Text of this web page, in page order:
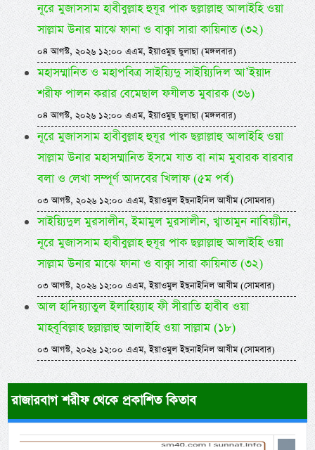
নূরে মুজাসসাম হাবীবুল্লাহ হুযূর পাক ছল্লাল্লাহু আলাইহি ওয়া
সাল্লাম উনার মাঝে ফানা ও বাক্বা সারা কায়িনাত (৩২)
০৪ আগস্ট, ২০২৬ ১২:০০ এএম, ইয়াওমুছ ছুলাছা (মঙ্গলবার)
মহাসম্মানিত ও মহাপবিত্র সাইয়্যিদু সাইয়্যিদিল আ’ইয়াদ
শরীফ পালন করার বেমেছাল ফযীলত মুবারক (৩৬)
০৪ আগস্ট, ২০২৬ ১২:০০ এএম, ইয়াওমুছ ছুলাছা (মঙ্গলবার)
নূরে মুজাসসাম হাবীবুল্লাহ হুযূর পাক ছল্লাল্লাহু আলাইহি ওয়া
সাল্লাম উনার মহাসম্মানিত ইসমে যাত বা নাম মুবারক বারবার
বলা ও লেখা সম্পূর্ণ আদবের খিলাফ (৫ম পর্ব)
০৩ আগস্ট, ২০২৬ ১২:০০ এএম, ইয়াওমুল ইছনাইনিল আযীম (সোমবার)
সাইয়্যিদুল মুরসালীন, ইমামুল মুরসালীন, খ্বাতামুন নাবিয়্যীন,
নূরে মুজাসসাম হাবীবুল্লাহ হুযূর পাক ছল্লাল্লাহু আলাইহি ওয়া
সাল্লাম উনার মাঝে ফানা ও বাক্বা সারা কায়িনাত (৩২)
০৩ আগস্ট, ২০২৬ ১২:০০ এএম, ইয়াওমুল ইছনাইনিল আযীম (সোমবার)
আল হাদিয়্যাতুল ইলাহিয়্যাহ ফী সীরাতি হাবীব ওয়া
মাহবূবিল্লাহ ছল্লাল্লাহু আলাইহি ওয়া সাল্লাম (১৮)
০৩ আগস্ট, ২০২৬ ১২:০০ এএম, ইয়াওমুল ইছনাইনিল আযীম (সোমবার)
রাজারবাগ শরীফ থেকে প্রকাশিত কিতাব